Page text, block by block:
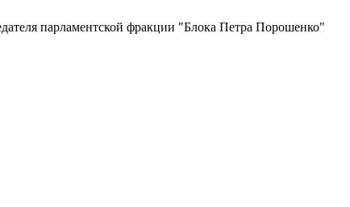
парламентской фракции "Блока Петра Порошенко"